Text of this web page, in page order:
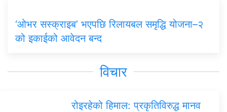
‘ओभर सस्क्राइब’ भएपछि रिलायबल समृद्धि योजना–२
को इकाईको आवेदन बन्द
विचार
रोइरहेको हिमाल: प्रकृतिविरुद्ध मानव